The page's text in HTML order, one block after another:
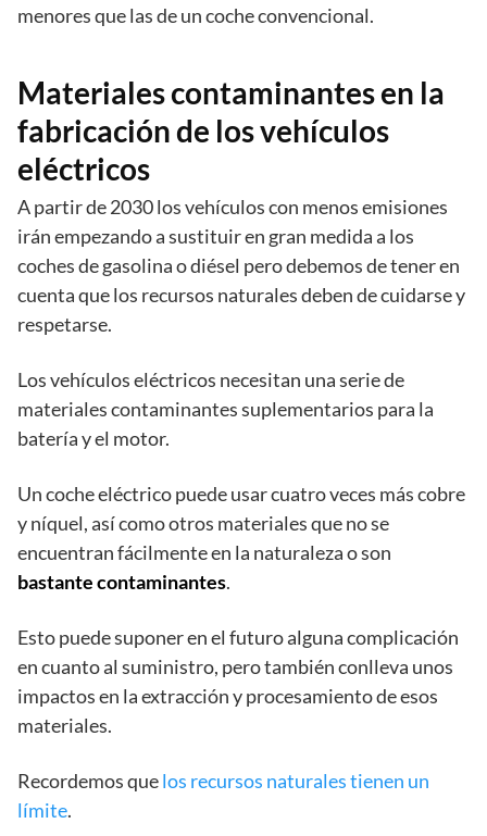
menores que las de un coche convencional.
Materiales contaminantes en la
fabricación de los vehículos
eléctricos
A partir de 2030 los vehículos con menos emisiones
irán empezando a sustituir en gran medida a los
coches de gasolina o diésel pero debemos de tener en
cuenta que los recursos naturales deben de cuidarse y
respetarse.
Los vehículos eléctricos necesitan una serie de
materiales contaminantes suplementarios para la
batería y el motor.
Un coche eléctrico puede usar cuatro veces más cobre
y níquel, así como otros materiales que no se
encuentran fácilmente en la naturaleza o son
bastante contaminantes.
Esto puede suponer en el futuro alguna complicación
en cuanto al suministro, pero también conlleva unos
impactos en la extracción y procesamiento de esos
materiales.
Recordemos quelos recursos naturales tienen un
límite.